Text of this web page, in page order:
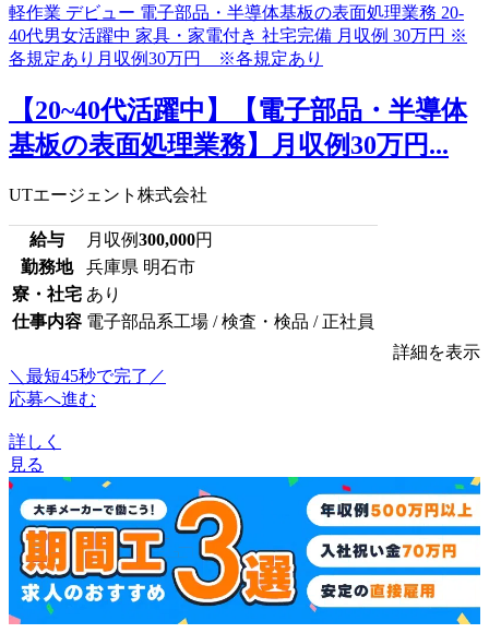
【20~40代活躍中】【電子部品・半導体
基板の表面処理業務】月収例30万円...
UTエージェント株式会社
給与 月収例300,000円
勤務地
兵庫県 明石市
寮・社宅 あり
仕事内容 電子部品系工場 / 検査・検品 / 正社員
詳細を表示
＼最短45秒で完了／
応募へ進む
詳しく
見る